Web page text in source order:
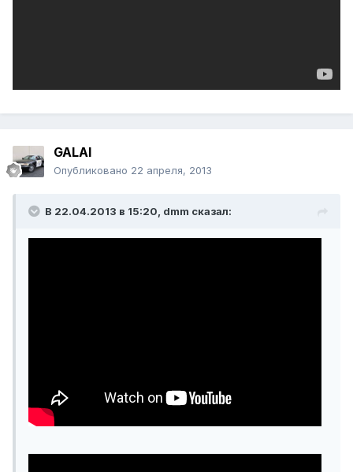
GALAI
Опубликовано 22 апреля, 2013
В 22.04.2013 в 15:20, dmm сказал: